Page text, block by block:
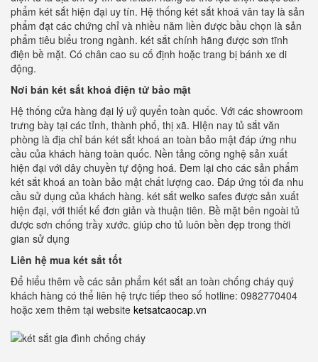
phẩm két sắt hiện đại uy tín. Hệ thống két sắt khoá vân tay là sản
phẩm đạt các chứng chỉ và nhiều năm liền được bầu chọn là sản
phẩm tiêu biểu trong ngành. két sắt chính hãng được sơn tĩnh
điện bề mặt. Có chân cao su cố định hoặc trang bị bánh xe di
động.
Nơi bán két sắt khoá điện tử bảo mật
Hệ thống cửa hàng đại lý uỷ quyển toàn quốc. Với các showroom
trưng bày tại các tỉnh, thành phố, thị xã. HIện nay tủ sắt văn
phòng là địa chỉ bán két sắt khoá an toàn bảo mật đáp ứng nhu
cầu của khách hàng toàn quốc. Nền tảng công nghệ sản xuất
hiện đại với dây chuyền tự động hoá. Đem lại cho các sản phẩm
két sắt khoá an toàn bảo mật chất lượng cao. Đáp ứng tối đa nhu
cầu sử dụng của khách hàng. két sắt welko safes được sản xuất
hiện đại, với thiết kế đơn giản và thuận tiên. Bề mặt bên ngoài tủ
được sơn chống trầy xước. giúp cho tủ luôn bền đẹp trong thời
gian sử dụng
Liên hệ mua két sắt tốt
Để hiểu thêm về các sản phẩm két sắt an toàn chống cháy quý
khách hàng có thể liên hệ trực tiếp theo số hotline: 0982770404
hoặc xem thêm tại website ketsatcaocap.vn